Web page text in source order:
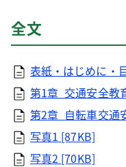
全文
表紙・はじめに・
第1章_交通安全教
第2章_自転車交通
写真1 [87KB]
写真2 [70KB]